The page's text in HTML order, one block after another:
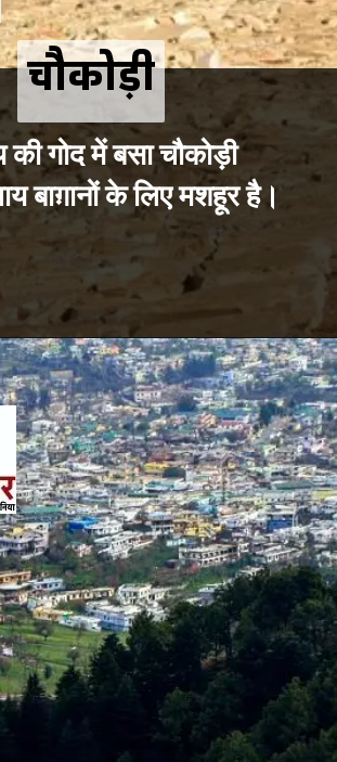
चौकोड़ी
चौकोड़ी
की गोद में बसा चौकोड़ी
बाग़ानों के लिए मशहूर है।